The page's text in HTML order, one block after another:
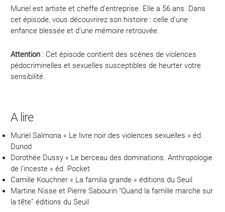
Muriel est artiste et cheffe d’entreprise. Elle a 56 ans. Dans
cet épisode, vous découvrirez son histoire : celle d’une
enfance blessée et d’une mémoire retrouvée.
Attention : Cet épisode contient des scènes de violences
pédocriminelles et sexuelles susceptibles de heurter votre
sensibilité.
A lire
Muriel Salmona « Le livre noir des violences sexuelles » éd.
Dunod
Dorothée Dussy « Le berceau des dominations. Anthropologie
de l’inceste » éd. Pocket
Camille Kouchner « La familia grande » éditions du Seuil
Martine Nisse et Pierre Sabourin “Quand la famille marche sur
la tête” éditions du Seuil